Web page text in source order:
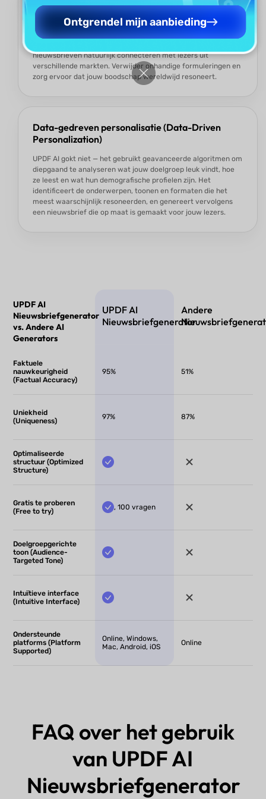
(Multilingual and Culturally Aware)
Doel je op een wereldwijd publiek? UPDF AI ondersteunt
nieuwsbrieven natuurlijk connecteren met lezers uit
verschillende markten. Verwijder onhandige formuleringen en
zorg ervoor dat jouw boodschap wereldwijd resoneert.
Data-gedreven personalisatie (Data-Driven
Personalization)
UPDF AI gokt niet — het gebruikt geavanceerde algoritmen om
diepgaand te analyseren wat jouw doelgroep leuk vindt, hoe
ze leest en wat hun demografische profielen zijn. Het
identificeert de onderwerpen, toonen en formaten die het
meest waarschijnlijk resoneerden, en genereert vervolgens
een nieuwsbrief die op maat is gemaakt voor jouw lezers.
UPDF AI
Nieuwsbriefgenerator
vs. Andere AI
Generators
UPDF AI
Nieuwsbriefgenerator
Andere
Faktuele
nauwkeurigheid
(Factual Accuracy)
95% 51%
Uniekheid
(Uniqueness)
97% 87%
Optimaliseerde
structuur (Optimized
Structure)
Gratis te proberen
(Free to try)
, 100 vragen
Doelgroepgerichte
toon (Audience-
Targeted Tone)
Intuïtieve interface
(Intuitive Interface)
Ondersteunde
platforms (Platform
Supported)
Online, Windows,
Mac, Android, iOS
Online
FAQ over het gebruik
van UPDF AI
Nieuwsbriefgenerator
Ontgrendel mijn aanbieding